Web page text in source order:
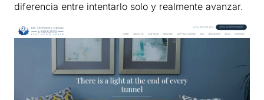
diferencia entre intentarlo solo y realmente avanzar.